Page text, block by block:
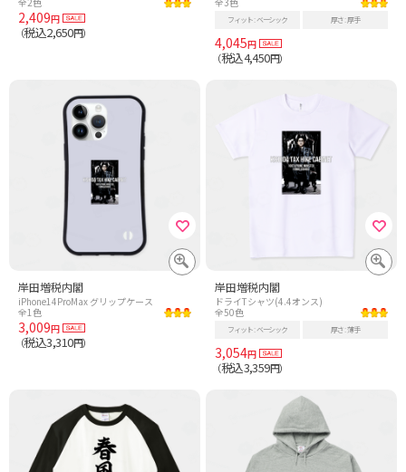
2,409円
（税込2,650円）
フィット ベーシック 厚さ 厚手
4,045円
（税込4,450円）
岸田増税内閣
iPhone14ProMax グリップケース
全1色
3,009円
（税込3,310円）
岸田増税内閣
ドライTシャツ(4.4オンス)
全50色
フィット ベーシック 厚さ 薄手
3,054円
（税込3,359円）